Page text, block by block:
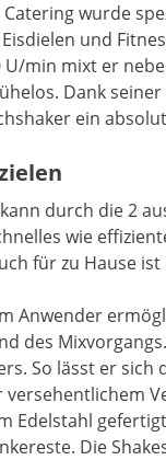
wurde
und
min mixt er
Dank
ein
durch die 2
wie
für zu Hause
Anwender
des
So lässt er
Die